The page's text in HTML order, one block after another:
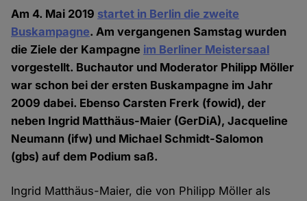
Am 4. Mai 2019 startet in Berlin die zweite
Buskampagne. Am vergangenen Samstag wurden
die Ziele der Kampagne im Berliner Meistersaal
vorgestellt. Buchautor und Moderator Philipp Möller
war schon bei der ersten Buskampagne im Jahr
2009 dabei. Ebenso Carsten Frerk (fowid), der
neben Ingrid Matthäus-Maier (GerDiA), Jacqueline
Neumann (ifw) und Michael Schmidt-Salomon
(gbs) auf dem Podium saß.
Ingrid Matthäus-Maier, die von Philipp Möller als